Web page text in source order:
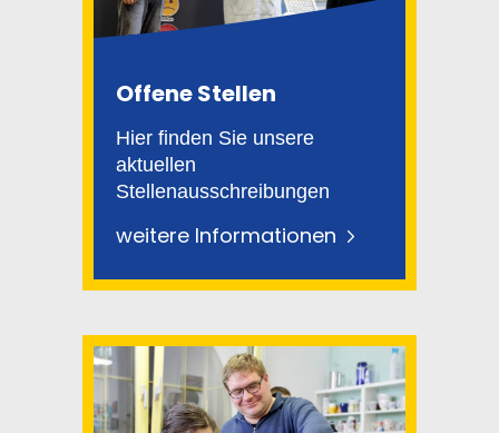
Offene Stellen
Hier finden Sie unsere
aktuellen
Stellenausschreibungen
weitere Informationen